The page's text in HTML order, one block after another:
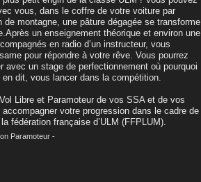
vous, dans le coffre de votre voiture par
de montagne, une pâture dégagée se transforme
un enseignement théorique et environ une
en radio d’un instructeur, vous
pour répondre à votre rêve. Vous pourrez
avec un stage de perfectionnement où pourquoi
dit, vous lancer dans la compétition.
Libre et Paramoteur de vos SSA et de vos
votre progression dans le cadre de
fédération française d’ULM (FFPLUM).
Paramoteur -